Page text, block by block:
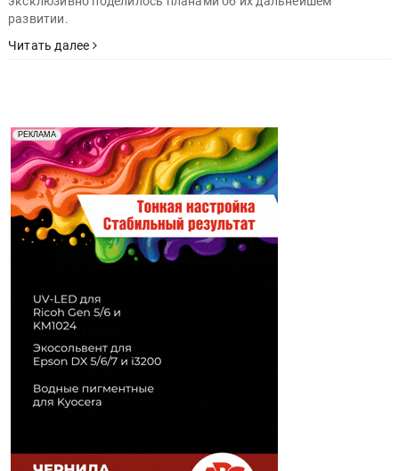
развитии.
Читать далее
РЕКЛАМА
Реклама. Рекламодатель ООО "Передовые Системы
Печати" erid: 2SDnjd2d4Qz